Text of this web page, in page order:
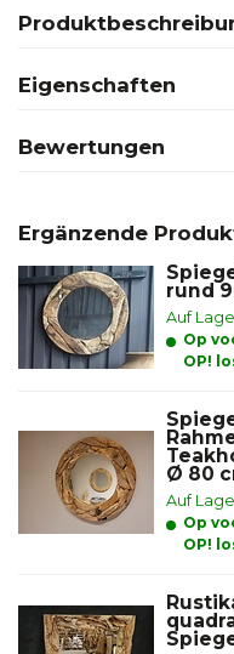
Eigenschaften
Bewertungen
Ergänzende
rund
Auf
Op
OP!
Ø 80
Auf
Op
OP!